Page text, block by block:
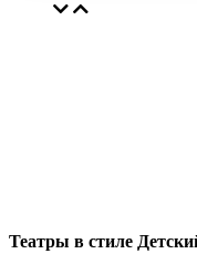
Театры в стиле